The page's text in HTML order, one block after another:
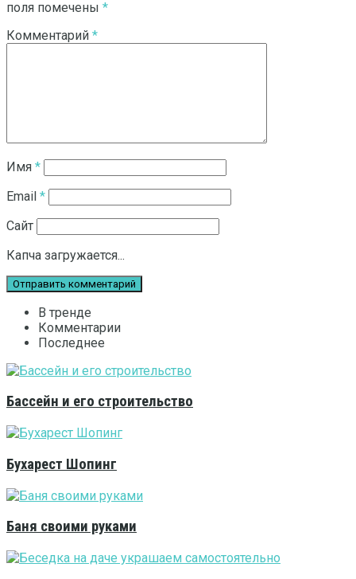
поля помечены *
Комментарий *
Имя *
Email *
Сайт
Капча загружается...
В тренде
Комментарии
Последнее
Бассейн и его строительство
Бухарест Шопинг
Баня своими руками